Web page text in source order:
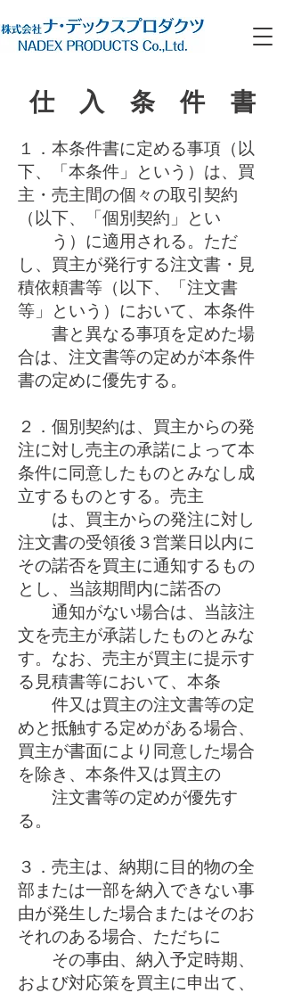
仕 入 条 件 書
１．本条件書に定める事項（以
下、「本条件」という）は、買
主・売主間の個々の取引契約
（以下、「個別契約」とい
う）に適用される。ただ
し、買主が発行する注文書・見
積依頼書等（以下、「注文書
等」という）において、本条件
書と異なる事項を定めた場
合は、注文書等の定めが本条件
書の定めに優先する。
２．個別契約は、買主からの発
注に対し売主の承諾によって本
条件に同意したものとみなし成
立するものとする。売主
は、買主からの発注に対し
注文書の受領後３営業日以内に
その諾否を買主に通知するもの
とし、当該期間内に諾否の
通知がない場合は、当該注
文を売主が承諾したものとみな
す。なお、売主が買主に提示す
る見積書等において、本条
件又は買主の注文書等の定
めと抵触する定めがある場合、
買主が書面により同意した場合
を除き、本条件又は買主の
注文書等の定めが優先す
る。
３．売主は、納期に目的物の全
部または一部を納入できない事
由が発生した場合またはそのお
それのある場合、ただちに
その事由、納入予定時期、
および対応策を買主に申出て、